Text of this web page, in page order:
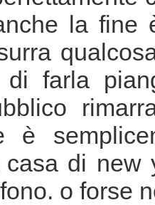
la fine
farla
è
casa di new
o forse